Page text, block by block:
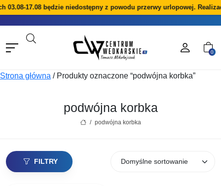
03.08-17.08 będzie niedostępny z powodu przerwy urlopowej.
0
Strona główna /Produkty oznaczone “podwójna korbka”
podwójna korbka
/ podwójna korbka
FILTRY